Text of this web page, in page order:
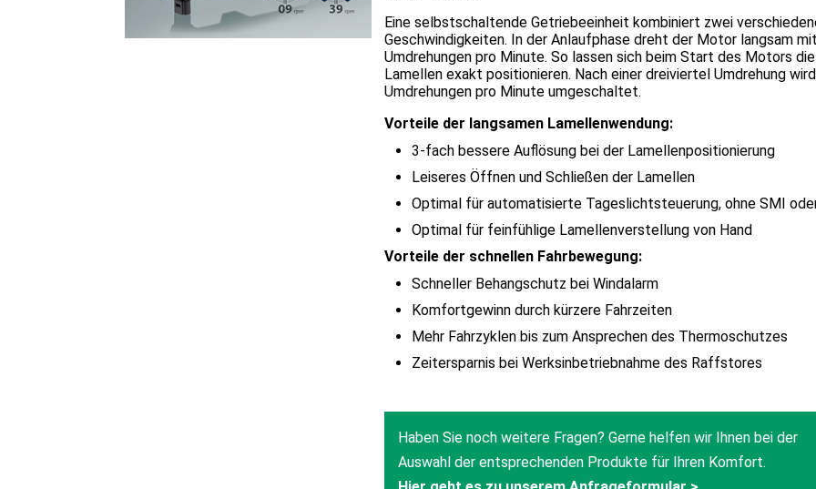
Eine selbstschaltende Getriebeeinheit kombiniert zwei
Geschwindigkeiten. In der Anlaufphase dreht der Motor langsam
Umdrehungen pro Minute. So lassen sich beim Start des Motors die
Lamellen exakt positionieren. Nach einer dreiviertel Umdrehung
Umdrehungen pro Minute umgeschaltet.
Vorteile der langsamen Lamellenwendung:
3-fach bessere Auflösung bei der Lamellenpositionierung
Leiseres Öffnen und Schließen der Lamellen
Optimal für automatisierte Tageslichtsteuerung, ohne SMI
Optimal für feinfühlige Lamellenverstellung von Hand
Vorteile der schnellen Fahrbewegung:
Schneller Behangschutz bei Windalarm
Komfortgewinn durch kürzere Fahrzeiten
Mehr Fahrzyklen bis zum Ansprechen des Thermoschutzes
Zeitersparnis bei Werksinbetriebnahme des Raffstores